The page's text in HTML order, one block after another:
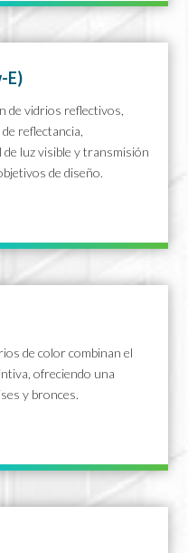
E)
de vidrios reflectivos,
reflectancia,
luz visible y transmisión
de diseño.
de color combinan el
ofreciendo una
y bronces.